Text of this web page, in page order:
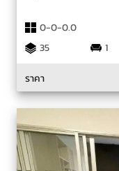
0-0-0.0
35
1
ราคา